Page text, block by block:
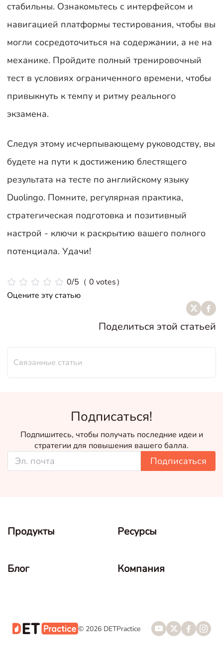
стабильны. Ознакомьтесь с интерфейсом и
навигацией платформы тестирования, чтобы вы
могли сосредоточиться на содержании, а не на
механике. Пройдите полный тренировочный
тест в условиях ограниченного времени, чтобы
привыкнуть к темпу и ритму реального
экзамена.
Следуя этому исчерпывающему руководству, вы
будете на пути к достижению блестящего
результата на тесте по английскому языку
Duolingo. Помните, регулярная практика,
стратегическая подготовка и позитивный
настрой - ключи к раскрытию вашего полного
потенциала. Удачи!
0/5（ 0 votes）
Оцените эту статью
Поделиться этой статьей
Связанные статьи
Подписаться!
Подпишитесь, чтобы получать последние идеи и
стратегии для повышения вашего балла.
Подписаться
Продукты Ресурсы
Блог Компания
© 2026 DETPractice